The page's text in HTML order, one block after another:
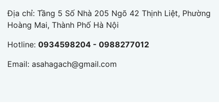
Địa chỉ: Tầng 5 Số Nhà 205 Ngõ 42 Thịnh Liệt, Phường
Hoàng Mai, Thành Phố Hà Nội
Hotline: 0934598204 - 0988277012
Email: asahagach@gmail.com